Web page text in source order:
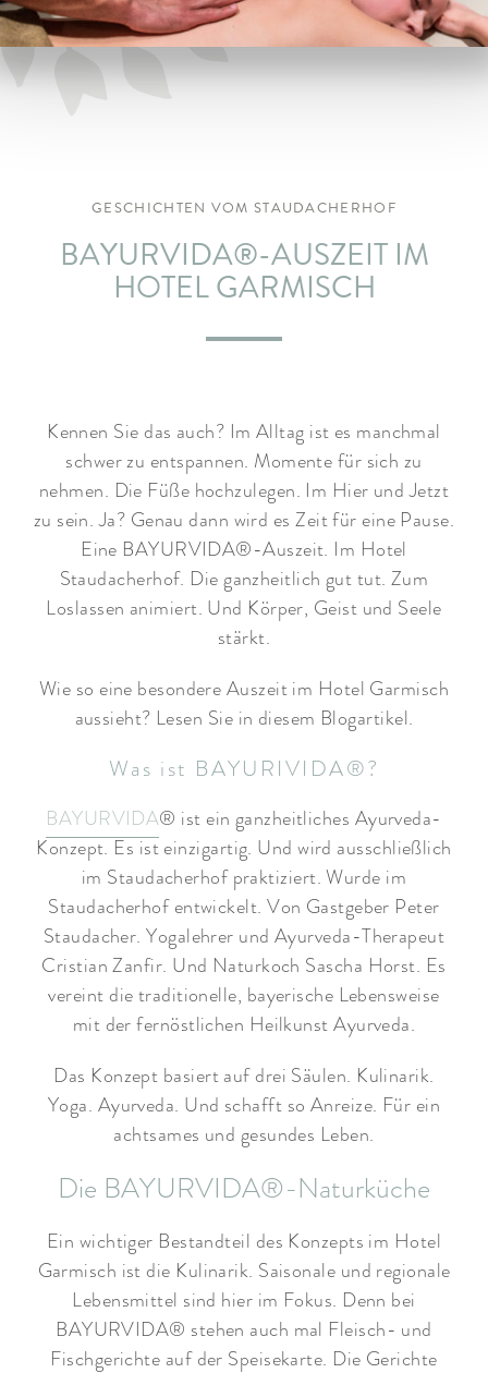
ARRANGEMENTS
WISSENSWERTES
GESCHICHTEN VOM STAUDACHERHOF
BAYURVIDA®-AUSZEIT IM
HOTEL GARMISCH
Kennen Sie das auch? Im Alltag ist es manchmal
schwer zu entspannen. Momente für sich zu
nehmen. Die Füße hochzulegen. Im Hier und Jetzt
zu sein. Ja? Genau dann wird es Zeit für eine Pause.
Eine BAYURVIDA®-Auszeit. Im Hotel
Staudacherhof. Die ganzheitlich gut tut. Zum
Loslassen animiert. Und Körper, Geist und Seele
stärkt.
Wie so eine besondere Auszeit im Hotel Garmisch
aussieht? Lesen Sie in diesem Blogartikel.
Was ist BAYURIVIDA®?
BAYURVIDA® ist ein ganzheitliches Ayurveda-
Konzept. Es ist einzigartig. Und wird ausschließlich
im Staudacherhof praktiziert. Wurde im
Staudacherhof entwickelt. Von Gastgeber Peter
Staudacher. Yogalehrer und Ayurveda-Therapeut
Cristian Zanfir. Und Naturkoch Sascha Horst. Es
vereint die traditionelle, bayerische Lebensweise
mit der fernöstlichen Heilkunst Ayurveda.
Das Konzept basiert auf drei Säulen. Kulinarik.
Yoga. Ayurveda. Und schafft so Anreize. Für ein
achtsames und gesundes Leben.
Die BAYURVIDA®-Naturküche
Ein wichtiger Bestandteil des Konzepts im Hotel
Garmisch ist die Kulinarik. Saisonale und regionale
Lebensmittel sind hier im Fokus. Denn bei
BAYURVIDA® stehen auch mal Fleisch- und
Fischgerichte auf der Speisekarte. Die Gerichte